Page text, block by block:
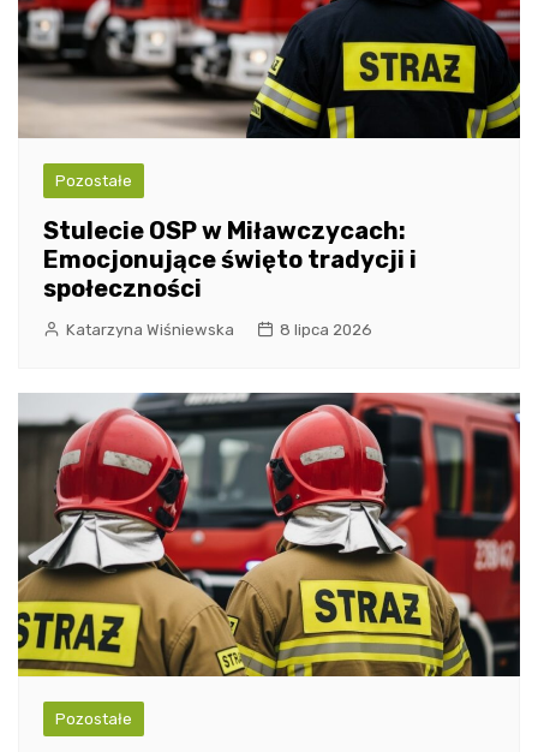
Pozostałe
Stulecie OSP w Miławczycach:
Emocjonujące święto tradycji i
społeczności
Katarzyna Wiśniewska 8 lipca 2026
Pozostałe